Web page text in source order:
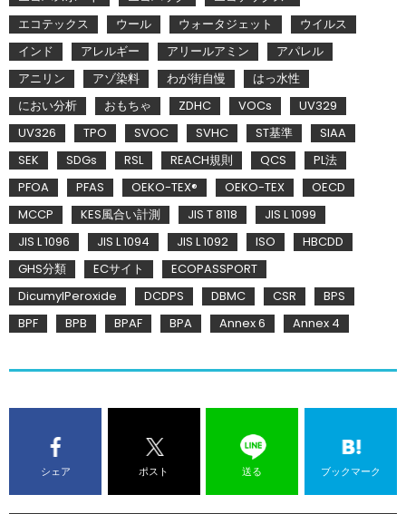
エコテックス
ウール ウォータジェット
ウイルス
インド
アレルギー アリールアミン
アパレル
アニリン
アゾ染料 わが街自慢
はっ水性
におい分析
おもちゃ ZDHC VOCs
UV329
UV326
TPO SVOC SVHC ST基準
SIAA
SEK
SDGs RSL REACH規則 QCS
PL法
PFOA
PFAS OEKO-TEX® OEKO-TEX
OECD
MCCP
KES風合い計測 JIS T 8118
JIS L 1099
JIS L 1096
JIS L 1094 JIS L 1092 ISO
HBCDD
GHS分類
ECサイト
ECOPASSPORT
DicumylPeroxide
DCDPS DBMC CSR
BPS
BPF
BPB BPAF BPA Annex 6 Annex 4
シェア ポスト 送る ブックマーク